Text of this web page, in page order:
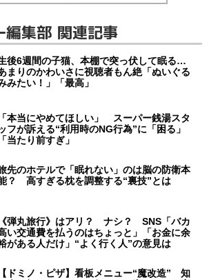
編集部 関連記事
後6週間の子猫、本棚で突っ伏して眠る…
まりのかわいさに視聴者もん絶「ぬいぐる
みたい！」「最高」
「本当にやめてほしい」 スーパー銭湯スタ
フが訴える“利用時のNG行為”に「困る」
「当たり前すぎ」
先のホテルで「眠れない」のは脳の防衛本
？ 高すぎる枕を調整する“裏技”とは
《弾丸旅行》はアリ？ ナシ？ SNS「バカ
い交通費を払うのはちょっと」「お金に余
がある人だけ」“よく行く人”の意見は
【ドミノ・ピザ】看板メニュー“魔改造” 知